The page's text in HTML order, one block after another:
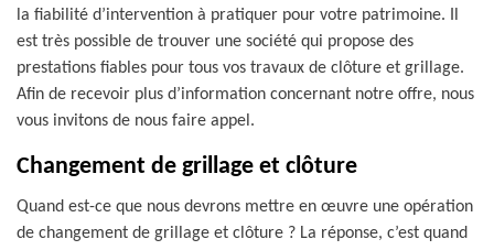
la fiabilité d’intervention à pratiquer pour votre patrimoine. Il
est très possible de trouver une société qui propose des
prestations fiables pour tous vos travaux de clôture et grillage.
Afin de recevoir plus d’information concernant notre offre, nous
vous invitons de nous faire appel.
Changement de grillage et clôture
Quand est-ce que nous devrons mettre en œuvre une opération
de changement de grillage et clôture ? La réponse, c’est quand